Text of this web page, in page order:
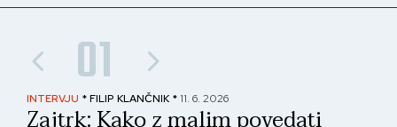
01
INTERVJU * FILIP KLANČNIK * 11. 6. 2026